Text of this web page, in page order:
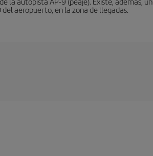
aeropuerto, en la zona de llegadas.